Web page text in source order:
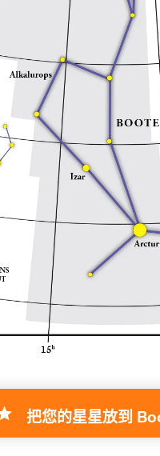
把您的星星放到